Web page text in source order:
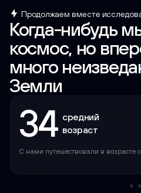
Продолжаем вместе
Когда-нибудь
космос, но
много
Земли
34 средний
возраст
С нами путешествовали в возрасте